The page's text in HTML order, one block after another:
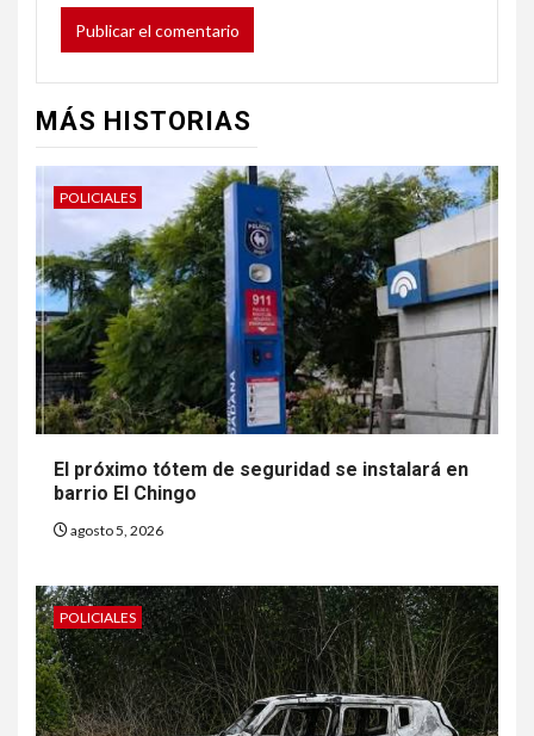
MÁS HISTORIAS
POLICIALES
El próximo tótem de seguridad se instalará en
barrio El Chingo
agosto 5, 2026
POLICIALES